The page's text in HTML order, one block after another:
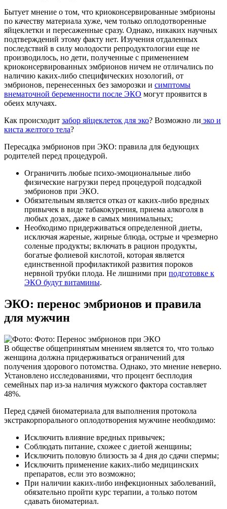
Бытует мнение о том, что криоконсервированные эмбрионы
по качеству материала хуже, чем только оплодотворенные
яйцеклетки и пересаженные сразу. Однако, никаких научных
подтверждений этому факту нет. Изучения отдаленных
последствий в силу молодости репродуктологии еще не
производилось, но дети, полученные с применением
криоконсервированных эмбрионов ничем не отличались по
наличию каких-либо специфических нозологий, от
эмбрионов, перенесенных без заморозки и симптомы
внематочной беременности после ЭКО могут проявится в
обеих млучаях.
Как происходит забор яйцеклеток для эко? Возможно ли эко и
киста желтого тела?
Пересадка эмбрионов при ЭКО: правила для бедующих
родителей перед процедурой.
Ограничить любые психо-эмоциональные либо
физические нагрузки перед процедурой подсадкой
эмбрионов при ЭКО.
Обязательным является отказ от каких-либо вредных
привычек в виде табакокурения, приема алкоголя в
любых дозах, даже в самых минимальных;
Необходимо придерживаться определенной диеты,
исключая жареные, жирные блюда, острые и чрезмерно
соленые продукты; включать в рацион продукты,
богатые фолиевой кислотой, которая является
единственной профилактикой развития пороков
нервной трубки плода. Не лишними при подготовке к
ЭКО будут витамины.
ЭКО: перенос эмбрионов и правила
для мужчин
В обществе общепринятым мнением является то, что только
женщина должна придерживаться ограничений для
получения здорового потомства. Однако, это мнение неверно.
Установлено исследованиями, что процент бесплодия
семейных пар из-за наличия мужского фактора составляет
48%.
Перед сдачей биоматериала для выполнения протокола
экстракорпорального оплодотворения мужчине необходимо:
Исключить влияние вредных привычек;
Соблюдать питание, схожее с диетой женщины;
Исключить половую близость за 4 дня до сдачи спермы;
Исключить применение каких-либо медицинских
препаратов, если это возможно;
При наличии каких-либо инфекционных заболеваний,
обязательно пройти курс терапии, а только потом
сдавать биоматериал.